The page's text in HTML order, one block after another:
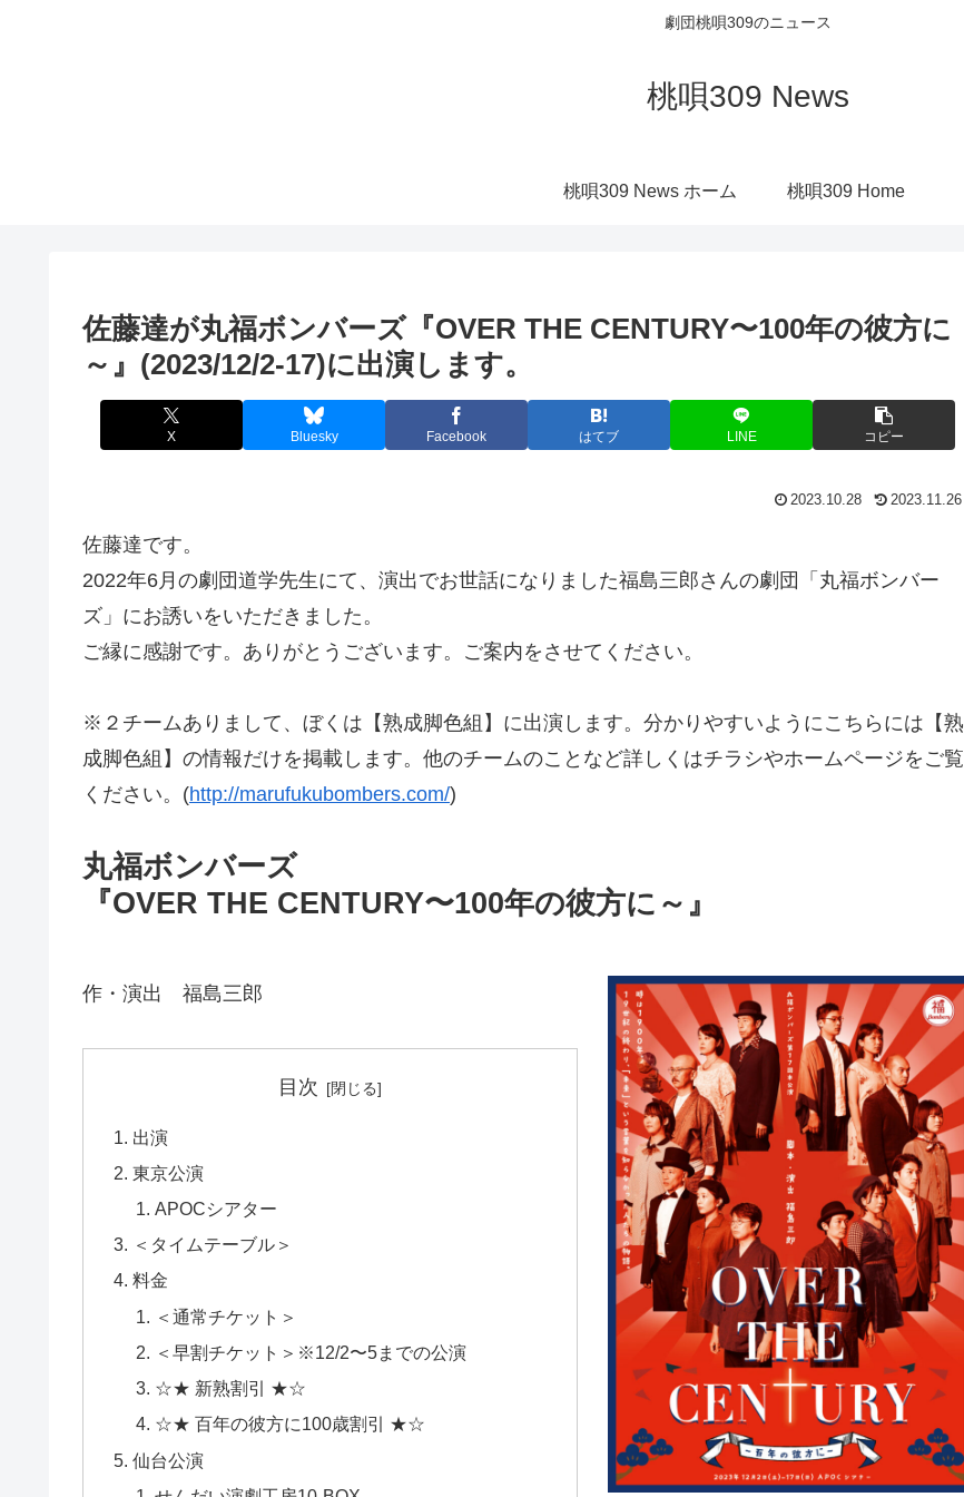
劇団桃唄309のニュース
桃唄309 News
桃唄309 News ホーム 桃唄309 Home
佐藤達が丸福ボンバーズ『OVER THE CENTURY〜100年の彼方に
～』(2023/12/2-17)に出演します。
X Bluesky Facebook はてブ LINE コピー
2023.10.28 2023.11.26
佐藤達です。
2022年6月の劇団道学先生にて、演出でお世話になりました福島三郎さんの劇団「丸福ボンバー
ズ」にお誘いをいただきました。
ご縁に感謝です。ありがとうございます。ご案内をさせてください。
※２チームありまして、ぼくは【熟成脚色組】に出演します。分かりやすいようにこちらには【熟
成脚色組】の情報だけを掲載します。他のチームのことなど詳しくはチラシやホームページをご覧
ください。(http://marufukubombers.com/)
丸福ボンバーズ
『OVER THE CENTURY〜100年の彼方に～』
作・演出 福島三郎
目次
出演
東京公演
APOCシアター
＜タイムテーブル＞
料金
＜通常チケット＞
＜早割チケット＞※12/2〜5までの公演
☆★ 新熟割引 ★☆
☆★ 百年の彼方に100歳割引 ★☆
仙台公演